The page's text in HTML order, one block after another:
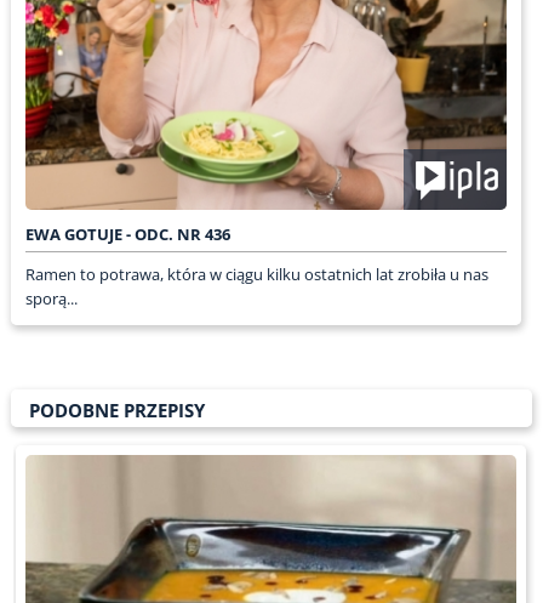
EWA GOTUJE - ODC. NR 436
Ramen to potrawa, która w ciągu kilku ostatnich lat zrobiła u nas
sporą...
PODOBNE PRZEPISY